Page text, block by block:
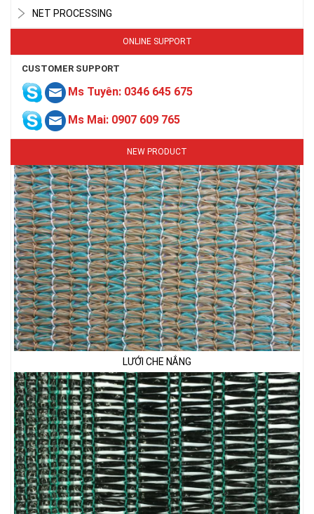
NET PROCESSING
ONLINE SUPPORT
CUSTOMER SUPPORT
Ms Tuyên: 0346 645 675
Ms Mai: 0907 609 765
NEW PRODUCT
LƯỚI CHE NẮNG